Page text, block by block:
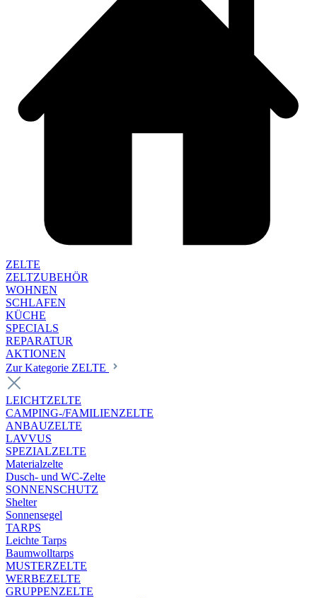
ZELTE
ZELTZUBEHÖR
WOHNEN
SCHLAFEN
KÜCHE
SPECIALS
REPARATUR
AKTIONEN
Zur Kategorie ZELTE
LEICHTZELTE
CAMPING-/FAMILIENZELTE
ANBAUZELTE
LAVVUS
SPEZIALZELTE
Materialzelte
Dusch- und WC-Zelte
SONNENSCHUTZ
Shelter
Sonnensegel
TARPS
Leichte Tarps
Baumwolltarps
MUSTERZELTE
WERBEZELTE
GRUPPENZELTE